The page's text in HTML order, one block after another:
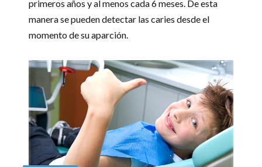
primeros años y al menos cada 6 meses. De esta
manera se pueden detectar las caries desde el
momento de su aparción.